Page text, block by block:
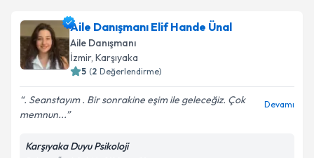
Takvim Talebini Gönder
Aile Danışmanı Ekin Kılıç Bükiçin randevu takvimi
talebi oluşturun. Size bu uzmandan randevu almanız
için bir takvim hazırlandığında e-posta ile
bilgilendireceğiz.
E-posta Adresiniz
Aile Danışmanı Elif Hande Ünal
Aile Danışmanı
İzmir, Karşıyaka
5 (2 Değerlendirme)
. Seanstayım . Bir sonrakine eşim ile geleceğiz. Çok
memnun...
Devamı
Karşıyaka Duyu Psikoloji